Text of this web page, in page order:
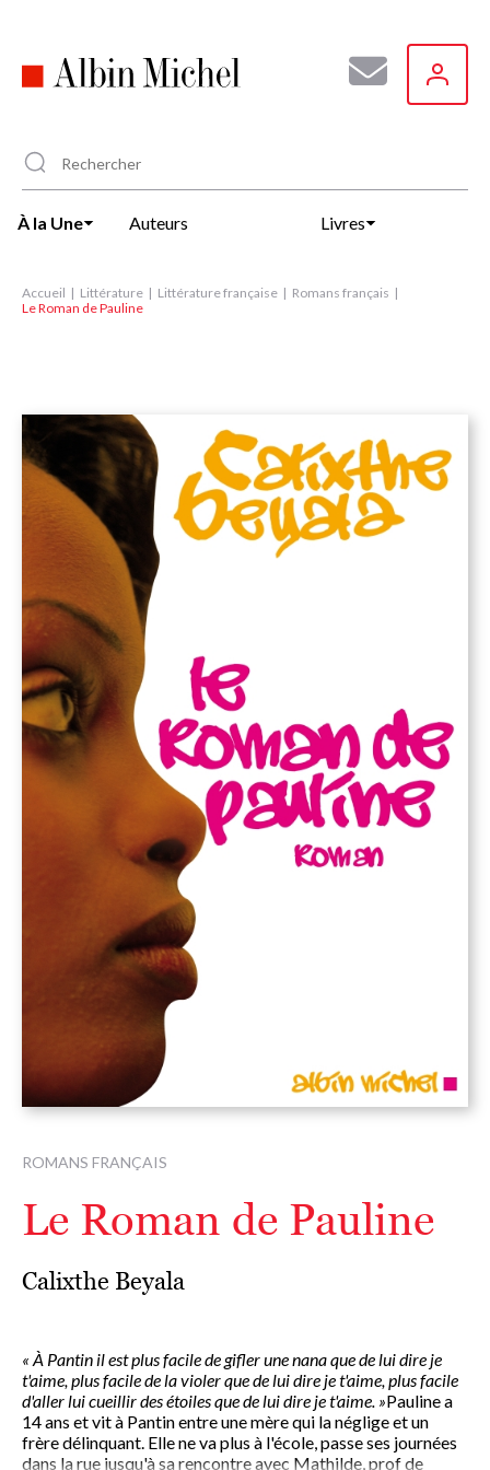
principal
À la Une Auteurs Livres
Accueil Littérature Littérature française
Romans français
Le Roman de Pauline
ROMANS FRANÇAIS
Le Roman de Pauline
Calixthe Beyala
« À Pantin il est plus facile de gifler une nana que de lui dire je
t'aime, plus facile de la violer que de lui dire je t'aime, plus facile
d'aller lui cueillir des étoiles que de lui dire je t'aime. »Pauline a
14 ans et vit à Pantin entre une mère qui la néglige et un
frère délinquant. Elle ne va plus à l'école, passe ses journées
dans la rue jusqu'à sa rencontre avec Mathilde, prof de